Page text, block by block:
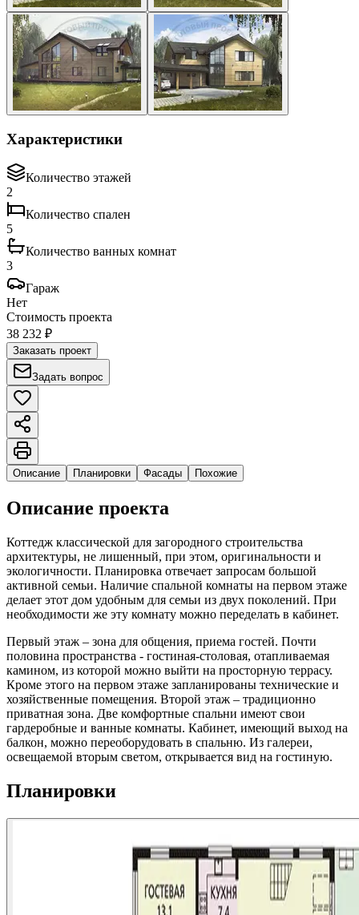
Характеристики
Количество этажей
2
Количество спален
5
Количество ванных комнат
3
Гараж
Нет
Стоимость проекта
38 232 ₽
Заказать проект
Задать вопрос
Описание Планировки Фасады Похожие
Описание проекта
Коттедж классической для загородного строительства
архитектуры, не лишенный, при этом, оригинальности и
экологичности. Планировка отвечает запросам большой
активной семьи. Наличие спальной комнаты на первом этаже
делает этот дом удобным для семьи из двух поколений. При
необходимости же эту комнату можно переделать в кабинет.
Первый этаж – зона для общения, приема гостей. Почти
половина пространства - гостиная-столовая, отапливаемая
камином, из которой можно выйти на просторную террасу.
Кроме этого на первом этаже запланированы технические и
хозяйственные помещения. Второй этаж – традиционно
приватная зона. Две комфортные спальни имеют свои
гардеробные и ванные комнаты. Кабинет, имеющий выход на
балкон, можно переоборудовать в спальню. Из галереи,
освещаемой вторым светом, открывается вид на гостиную.
Планировки